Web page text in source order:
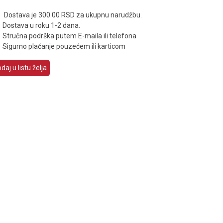
Dostava je 300.00 RSD za ukupnu narudžbu.
Dostava u roku 1-2 dana.
Stručna podrška putem E-maila ili telefona
Sigurno plaćanje pouzećem ili karticom
u listu želja